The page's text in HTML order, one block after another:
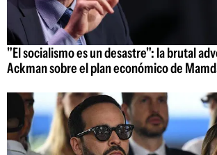
"El socialismo es un desastre": la brutal
Ackman sobre el plan económico de